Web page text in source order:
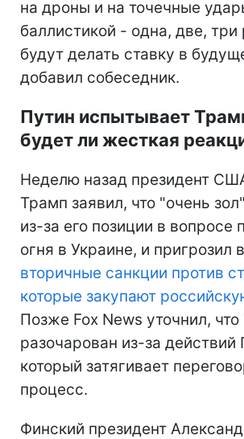
на дроны и на точечные
баллистикой - одна, две,
будут делать ставку в
добавил собеседник.
Путин испытывает
будет ли жесткая
Неделю назад президент
Трамп заявил, что "очень
из-за его позиции в вопросе
огня в Украине, и пригрозил
вторичные санкции против
которые закупают
Позже Fox News уточнил,
разочарован из-за действий
который затягивает
процесс.
Финский президент